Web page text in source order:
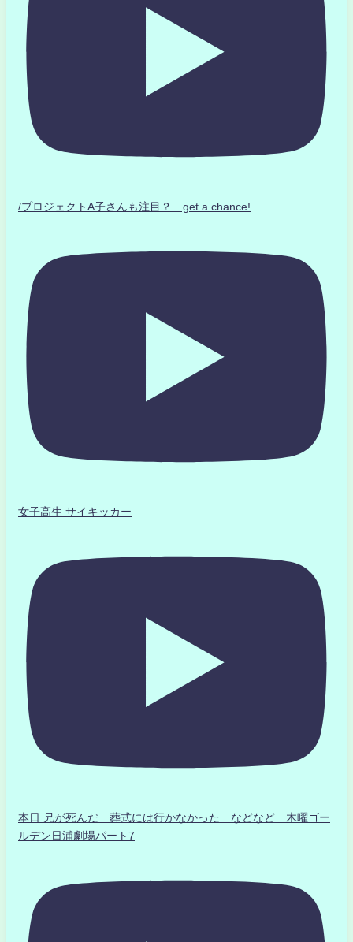
/プロジェクトA子さんも注目？ get a chance!
女子高生 サイキッカー
本日 兄が死んだ 葬式には行かなかった などなど 木曜ゴー
ルデン日浦劇場パート7